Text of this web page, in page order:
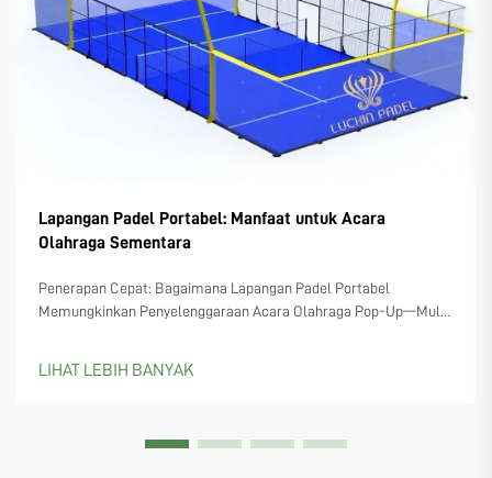
Lapangan Padel Portabel: Manfaat untuk Acara
Olahraga Sementara
Penerapan Cepat: Bagaimana Lapangan Padel Portabel
Memungkinkan Penyelenggaraan Acara Olahraga Pop-Up—Mulai
terlupakan menjadi area olahraga instan, di mana saja—mulai
LIHAT LEBIH BANYAK